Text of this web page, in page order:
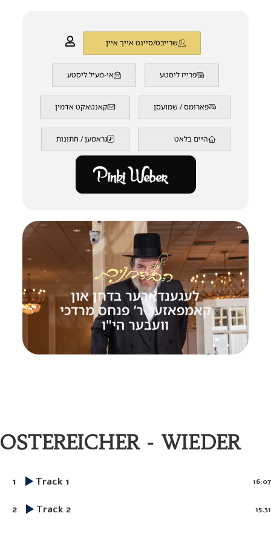
שרייבט/סיינט אייך איין
אי-מעיל ליסטע פרייז ליסטע
קאנטאקט אדמין פארומס / שמועסן
גראמען / חתונות היים בלאט
לעגענדארער בדחן און
קאמפאזער ר’ פנחס מרדכי
וועבער הי"ו
OSTEREICHER - WIEDER
1 Track 1 16:07
2 Track 2 15:31